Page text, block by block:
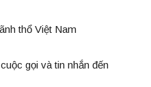
thổ Việt Nam
gọi và tin nhắn đến